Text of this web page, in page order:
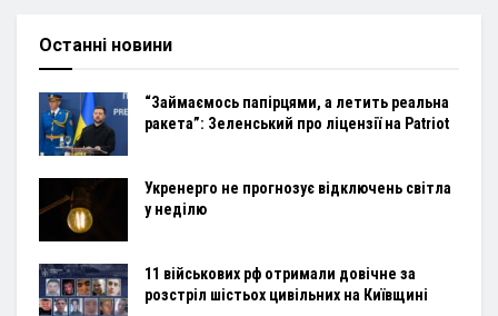
Останні новини
“Займаємось папірцями, а летить реальна
ракета”: Зеленський про ліцензії на Patriot
Укренерго не прогнозує відключень світла
у неділю
11 військових рф отримали довічне за
розстріл шістьох цивільних на Київщині